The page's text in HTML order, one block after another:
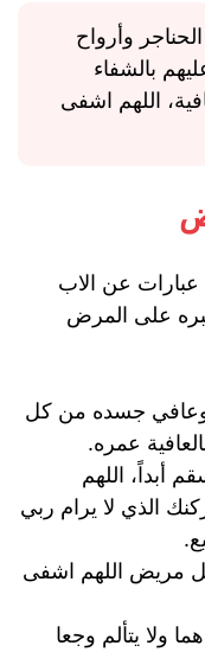
وأرواح
بالشفاء
اللهم اشفى
عن الاب
على المرض
وعافي جسده من كل
عمره.
أبداً، اللهم
الذي لا يرام ربي
مريض اللهم اشفى
ولا يتألم وجعا